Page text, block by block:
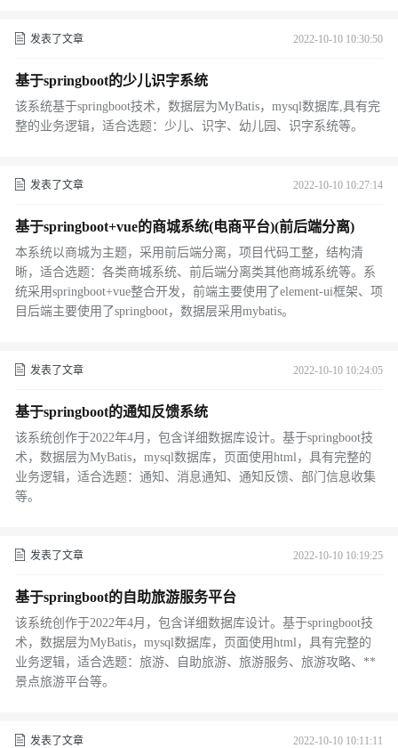
发表了文章 2022-10-10 10:30:50
基于springboot的少儿识字系统
该系统基于springboot技术，数据层为MyBatis，mysql数据库,具有完
整的业务逻辑，适合选题：少儿、识字、幼儿园、识字系统等。
发表了文章 2022-10-10 10:27:14
基于springboot+vue的商城系统(电商平台)(前后端分离)
本系统以商城为主题，采用前后端分离，项目代码工整，结构清
晰，适合选题：各类商城系统、前后端分离类其他商城系统等。系
统采用springboot+vue整合开发，前端主要使用了element-ui框架、项
目后端主要使用了springboot，数据层采用mybatis。
发表了文章 2022-10-10 10:24:05
基于springboot的通知反馈系统
该系统创作于2022年4月，包含详细数据库设计。基于springboot技
术，数据层为MyBatis，mysql数据库，页面使用html，具有完整的
业务逻辑，适合选题：通知、消息通知、通知反馈、部门信息收集
等。
发表了文章 2022-10-10 10:19:25
基于springboot的自助旅游服务平台
该系统创作于2022年4月，包含详细数据库设计。基于springboot技
术，数据层为MyBatis，mysql数据库，页面使用html，具有完整的
业务逻辑，适合选题：旅游、自助旅游、旅游服务、旅游攻略、**
景点旅游平台等。
发表了文章 2022-10-10 10:11:11